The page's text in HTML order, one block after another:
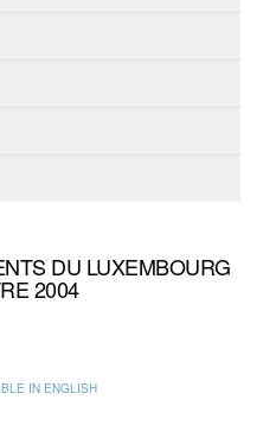
DU LUXEMBOURG
2004
IN ENGLISH